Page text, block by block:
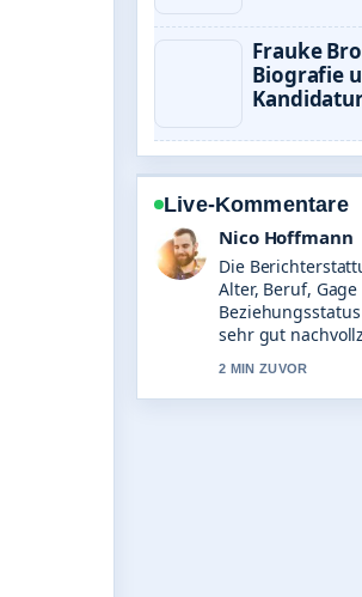
Frauke
Biografie
Live-Kommentare
Hannah Weber
Gute
Effect: Alle Spiele,
&#038;
sollten so
4 MIN ZUVOR